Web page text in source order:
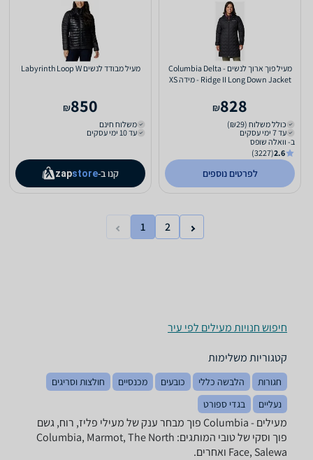
מעיל פוך ארוך לנשים - Columbia Delta
Ridge II Long Down Jacket - מידה XS
828
₪
כולל משלוח (₪29)
עד 7 ימי עסקים
ב- וואלה שופס
2.6
(3227)
לפרטים נוספים
מעיל מבודד לנשים Labyrinth Loop W
850
₪
משלוח חינם
עד 10 ימי עסקים
קנו ב- zapstore
1 2
חיפוש חנויות מעילים לפי עיר
קטגוריות משלימות
חגורות הלבשה כללי כובעים מכנסיים
חולצות וסריגים
נעליים
בגדי ספורט
מעילים - ‏Columbia ‏פוך מבחר ענק של מעילי פליז, רוח, גשם
פוך וסקי של טובי המותגים: Columbia, Marmot, The North
Face, Salewa ואחרים.